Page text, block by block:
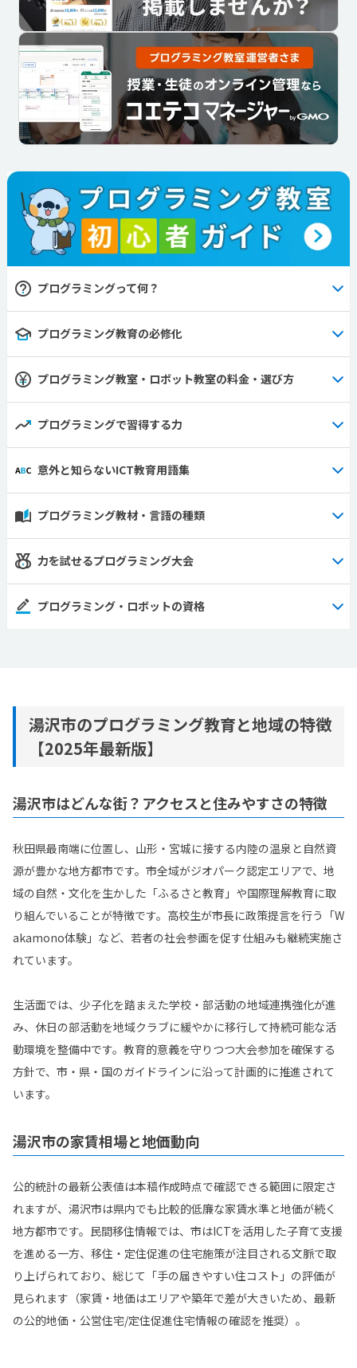
プログラミングって何？
プログラミング教育の必修化
プログラミング教室・ロボット教室の料金・選び方
プログラミングで習得する力
意外と知らないICT教育用語集
プログラミング教材・言語の種類
力を試せるプログラミング大会
プログラミング・ロボットの資格
湯沢市のプログラミング教育と地域の特徴
【2025年最新版】
湯沢市はどんな街？アクセスと住みやすさの特徴
秋田県最南端に位置し、山形・宮城に接する内陸の温泉と自然資
源が豊かな地方都市です。市全域がジオパーク認定エリアで、地
域の自然・文化を生かした「ふるさと教育」や国際理解教育に取
り組んでいることが特徴です。高校生が市長に政策提言を行う「W
akamono体験」など、若者の社会参画を促す仕組みも継続実施さ
れています。
生活面では、少子化を踏まえた学校・部活動の地域連携強化が進
み、休日の部活動を地域クラブに緩やかに移行して持続可能な活
動環境を整備中です。教育的意義を守りつつ大会参加を確保する
方針で、市・県・国のガイドラインに沿って計画的に推進されて
います。
湯沢市の家賃相場と地価動向
公的統計の最新公表値は本稿作成時点で確認できる範囲に限定さ
れますが、湯沢市は県内でも比較的低廉な家賃水準と地価が続く
地方都市です。民間移住情報では、市はICTを活用した子育て支援
を進める一方、移住・定住促進の住宅施策が注目される文脈で取
り上げられており、総じて「手の届きやすい住コスト」の評価が
見られます（家賃・地価はエリアや築年で差が大きいため、最新
の公的地価・公営住宅/定住促進住宅情報の確認を推奨）。